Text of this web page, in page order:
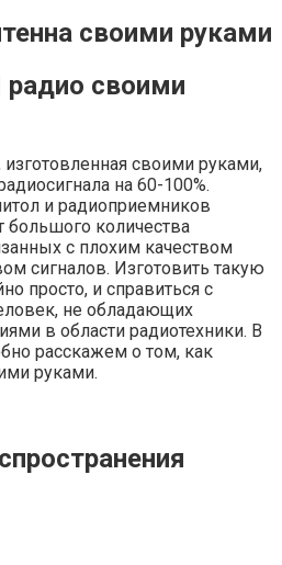
своими руками
радио своими
своими руками,
на 60-100%.
и радиоприемников
большого количества
с плохим качеством
сигналов. Изготовить такую
просто, и справиться с
не обладающих
в области радиотехники. В
расскажем о том, как
руками.